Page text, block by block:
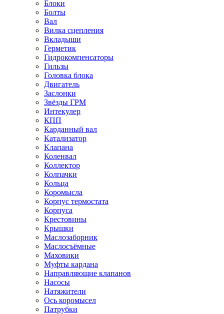
Блоки
Болты
Вал
Вилка сцепления
Вкладыши
Герметик
Гидрокомпенсаторы
Гильзы
Головка блока
Двигатель
Заслонки
Звёзды ГРМ
Интекулер
КПП
Карданный вал
Катализатор
Клапана
Коленвал
Коллектор
Колпачки
Кольца
Коромысла
Корпус термостата
Корпуса
Крестовины
Крышки
Маслозаборник
Маслосъёмные
Маховики
Муфты кардана
Направляющие клапанов
Насосы
Натяжители
Ось коромысел
Патрубки